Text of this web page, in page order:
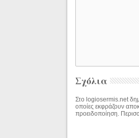
Σχόλια
Στο logiosermis.net
οποίες εκφράζουν
προειδοποίηση.